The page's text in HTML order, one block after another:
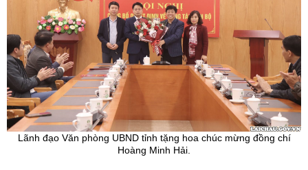
Lãnh đạo Văn phòng UBND tỉnh tặng hoa chúc mừng đồng chí
Hoàng Minh Hải.